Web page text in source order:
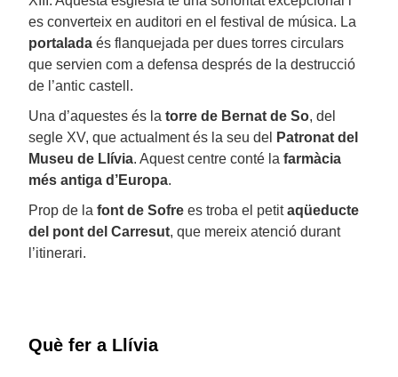
es converteix en auditori en el festival de música. La
portalada és flanquejada per dues torres circulars
que servien com a defensa després de la destrucció
de l’antic castell.
Una d’aquestes és la torre de Bernat de So, del
segle XV, que actualment és la seu del
Patronat del
Museu de Llívia. Aquest centre conté la farmàcia
més antiga d’Europa.
Prop de la font de Sofre es troba el petitaqüeducte
del pont del Carresut, que mereix atenció durant
l’itinerari.
Què fer a Llívia